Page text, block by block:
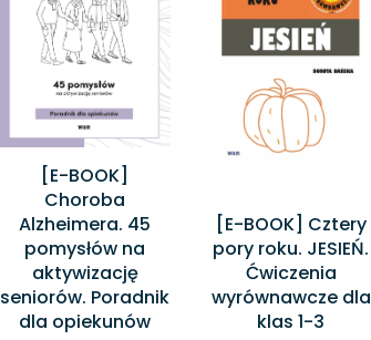
[E-BOOK]
Choroba
Alzheimera. 45
pomysłów na
aktywizację
seniorów. Poradnik
dla opiekunów
[E-BOOK] Cztery
pory roku. JESIEŃ.
Ćwiczenia
wyrównawcze dla
klas 1-3